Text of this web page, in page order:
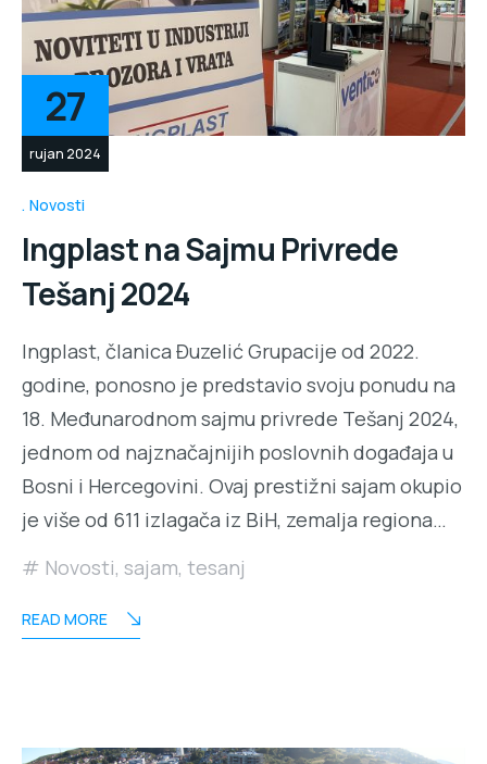
27
rujan 2024
Novosti
Ingplast na Sajmu Privrede
Tešanj 2024
Ingplast, članica Đuzelić Grupacije od 2022.
godine, ponosno je predstavio svoju ponudu na
18. Međunarodnom sajmu privrede Tešanj 2024,
jednom od najznačajnijih poslovnih događaja u
Bosni i Hercegovini. Ovaj prestižni sajam okupio
je više od 611 izlagača iz BiH, zemalja regiona…
Novosti, sajam, tesanj
READ MORE